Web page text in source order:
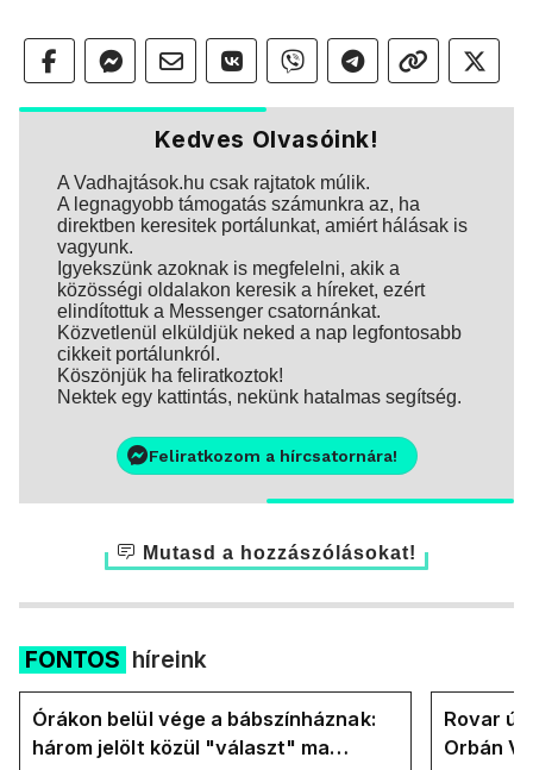
Kedves Olvasóink!
A Vadhajtások.hu csak rajtatok múlik.
A legnagyobb támogatás számunkra az, ha
direktben keresitek portálunkat, amiért hálásak is
vagyunk.
Igyekszünk azoknak is megfelelni, akik a
közösségi oldalakon keresik a híreket, ezért
elindítottuk a Messenger csatornánkat.
Közvetlenül elküldjük neked a nap legfontosabb
cikkeit portálunkról.
Köszönjük ha feliratkoztok!
Nektek egy kattintás, nekünk hatalmas segítség.
Feliratkozom a hírcsatornára!
Mutasd a hozzászólásokat!
FONTOS híreink
Órákon belül vége a bábszínháznak:
három jelölt közül "választ" ma
Rovar
Orbán